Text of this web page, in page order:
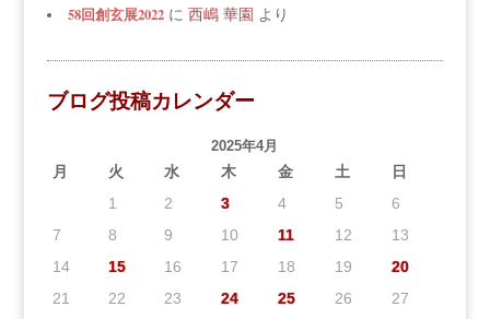
58回創玄展2022に 西嶋 華園 より
ブログ投稿カレンダー
2025年4月
月 火 水 木 金 土
日
1
2 3 4 5
6
7
8 9 10 11 12
13
14
15 16 17 18 19
20
21
22 23 24 25 26
27